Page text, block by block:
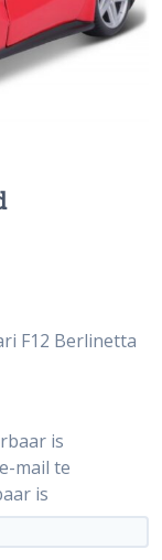
F12 Berlinetta
is
mail te
is